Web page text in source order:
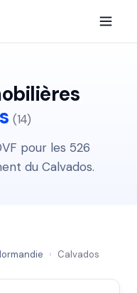
(14)
pour les 526
du Calvados.
› Calvados